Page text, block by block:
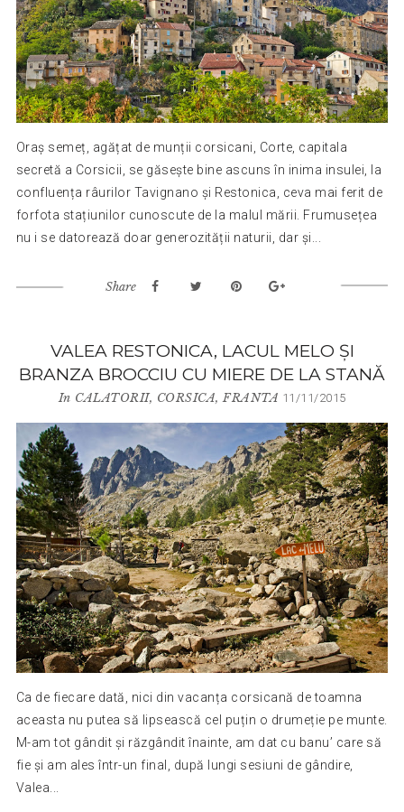
Oraș semeț, agățat de munții corsicani, Corte, capitala
secretă a Corsicii, se găsește bine ascuns în inima insulei, la
confluența râurilor Tavignano și Restonica, ceva mai ferit de
forfota stațiunilor cunoscute de la malul mării. Frumusețea
nu i se datorează doar generozității naturii, dar și...
Share
VALEA RESTONICA, LACUL MELO ȘI
BRANZA BROCCIU CU MIERE DE LA STANĂ
In CALATORII, CORSICA,FRANTA 11/11/2015
Ca de fiecare dată, nici din vacanța corsicană de toamna
aceasta nu putea să lipsească cel puțin o drumeție pe munte.
M-am tot gândit și răzgândit înainte, am dat cu banu’ care să
fie și am ales într-un final, după lungi sesiuni de gândire,
Valea...